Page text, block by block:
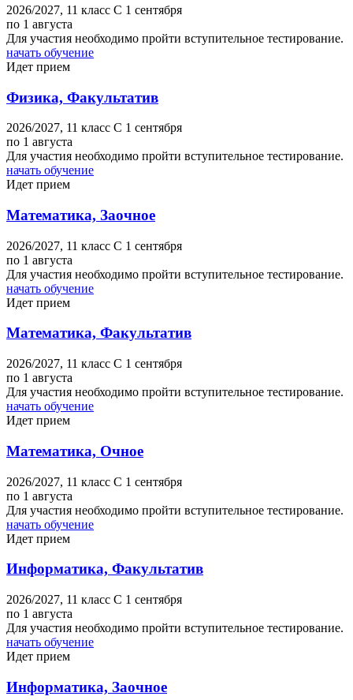
2026/2027, 11 класс C 1 сентября
по 1 августа
Для участия необходимо пройти вступительное тестирование.
начать обучение
Идет прием
Физика, Факультатив
2026/2027, 11 класс C 1 сентября
по 1 августа
Для участия необходимо пройти вступительное тестирование.
начать обучение
Идет прием
Математика, Заочное
2026/2027, 11 класс C 1 сентября
по 1 августа
Для участия необходимо пройти вступительное тестирование.
начать обучение
Идет прием
Математика, Факультатив
2026/2027, 11 класс C 1 сентября
по 1 августа
Для участия необходимо пройти вступительное тестирование.
начать обучение
Идет прием
Математика, Очное
2026/2027, 11 класс C 1 сентября
по 1 августа
Для участия необходимо пройти вступительное тестирование.
начать обучение
Идет прием
Информатика, Факультатив
2026/2027, 11 класс C 1 сентября
по 1 августа
Для участия необходимо пройти вступительное тестирование.
начать обучение
Идет прием
Информатика, Заочное